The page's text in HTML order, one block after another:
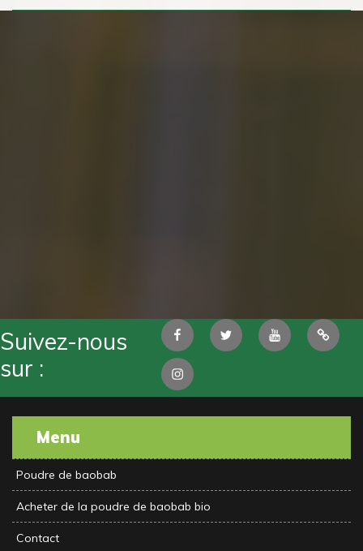
Suivez-nous
sur :
FacebookTwitter Youtube
Instagram
Menu
Poudre de baobab
Acheter de la poudre de baobab bio
Contact